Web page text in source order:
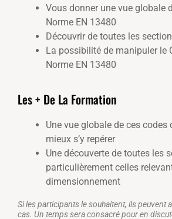
Vous donner une vue globale
Norme EN 13480
Découvrir de toutes les
La possibilité de manipuler le
Norme EN 13480
Les + De La Formation
Une vue globale de ces codes
mieux s’y repérer
Une découverte de toutes les
particulièrement celles
dimensionnement
Si les participants le souhaitent, ils peuvent
cas. Un temps sera consacré pour en